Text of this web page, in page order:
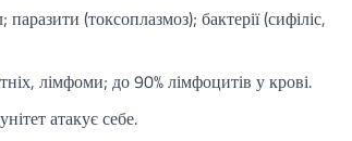
(токсоплазмоз); бактерії (сифіліс,
лімфоми; до 90% лімфоцитів у крові.
атакує себе.